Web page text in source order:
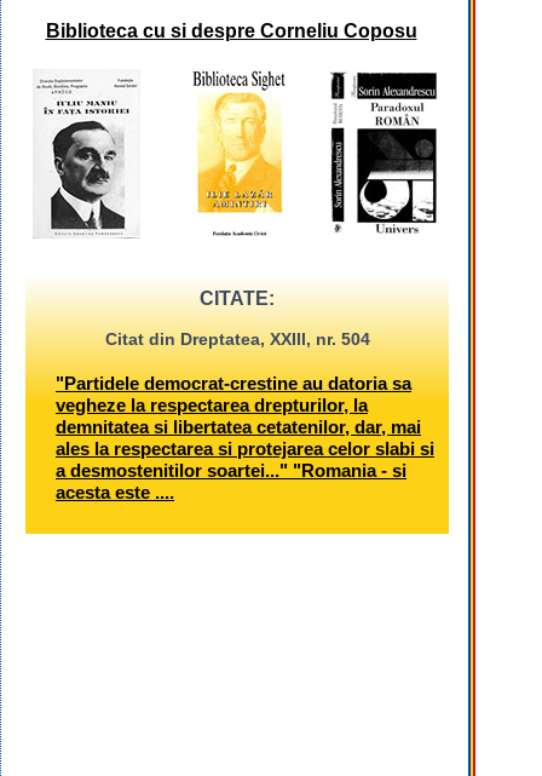
Biblioteca cu si despre Corneliu Coposu
CITATE:
Citat din Dreptatea, XXIII, nr. 504
"Partidele democrat-crestine au datoria sa
vegheze la respectarea drepturilor, la
demnitatea si libertatea cetatenilor, dar, mai
ales la respectarea si protejarea celor slabi si
a desmostenitilor soartei..." "Romania - si
acesta este ....